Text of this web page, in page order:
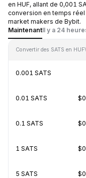
en HUF, allant de 0,001
conversion en temps
market makers de Bybit.
MaintenantIl y a 24
Convertir des SATS en HUF
0.001 SATS
0.01 SATS
0.1 SATS
1 SATS
5 SATS